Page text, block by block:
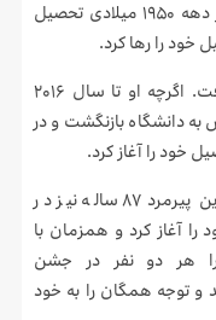
ساله‌ای است که بیش از نیم قرن پیش در دهه ۱۹۵۰ میلادی تحصیل
خود را رها کرد.
علاقه نیارا برای تحصیل هیچگاه از بین نرفت. اگرچه او تا سال ۲۰۱۶
دانشگاه بازنگشت و در
خود را آغاز کرد.
“ملانی سالازار”( Melanie Salazar) نوه این پیرمرد ۸۷ ساله نیز در
آغاز کرد و همزمان با
هر دو نفر در جشن
و توجه همگان را به خود